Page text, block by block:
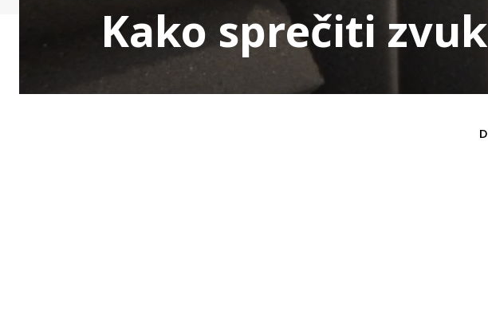
Kako sprečiti